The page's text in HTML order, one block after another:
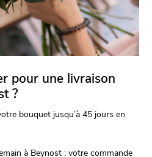
pour une livraison
?
bouquet jusqu’à 45 jours en
à Beynost : votre commande